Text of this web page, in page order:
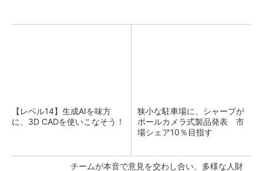
【レベル14】生成AIを味方
に、3D CADを使いこなそう！
狭小な駐車場に、シャープが
ポールカメラ式製品発表 市
場シェア10％目指す
チームが本音で意見を交わし合い、多様な人財